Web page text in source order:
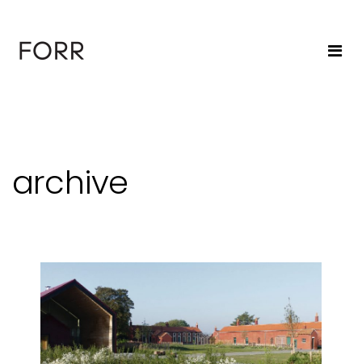
archive